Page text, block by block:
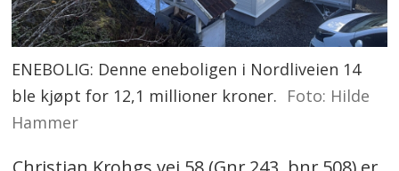
ENEBOLIG: Denne eneboligen i Nordliveien 14
ble kjøpt for 12,1 millioner kroner. Foto: Hilde
Hammer